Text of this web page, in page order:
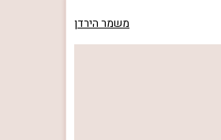
משמר הירדן